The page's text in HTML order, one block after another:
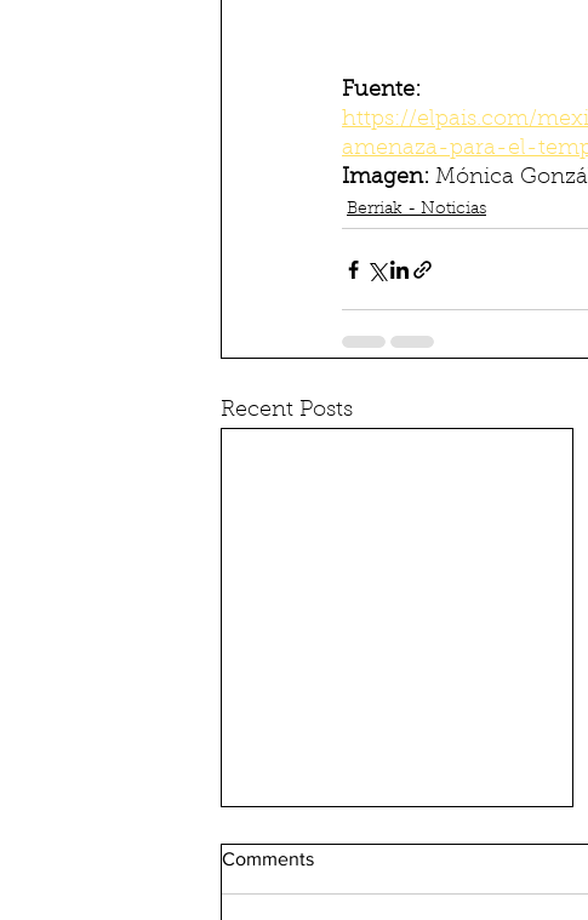
Fuente:
https://elpais.com/
amenaza-para-el-
Imagen: Mónica
Berriak - Noticias
Recent Posts
Comments